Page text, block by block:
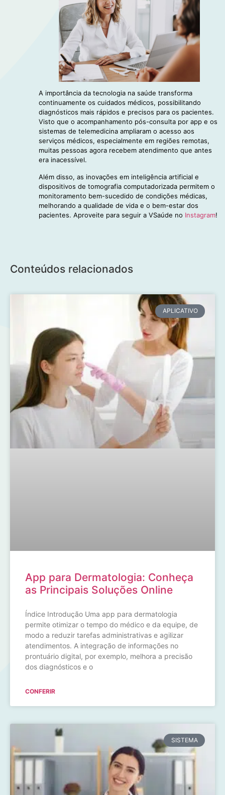
A importância da tecnologia na saúde transforma
continuamente os cuidados médicos, possibilitando
diagnósticos mais rápidos e precisos para os pacientes.
Visto que o acompanhamento pós-consulta por app e os
sistemas de telemedicina ampliaram o acesso aos
serviços médicos, especialmente em regiões remotas,
muitas pessoas agora recebem atendimento que antes
era inacessível.
Além disso, as inovações em inteligência artificial e
dispositivos de tomografia computadorizada permitem o
monitoramento bem-sucedido de condições médicas,
melhorando a qualidade de vida e o bem-estar dos
pacientes. Aproveite para seguir a VSaúde no Instagram!
Conteúdos relacionados
APLICATIVO
App para Dermatologia: Conheça
as Principais Soluções Online
Índice Introdução Uma app para dermatologia
permite otimizar o tempo do médico e da equipe, de
modo a reduzir tarefas administrativas e agilizar
atendimentos. A integração de informações no
prontuário digital, por exemplo, melhora a precisão
dos diagnósticos e o
CONFERIR
SISTEMA